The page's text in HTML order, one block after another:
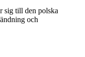
sig till den polska
och